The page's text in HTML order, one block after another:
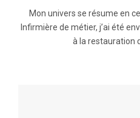
Mon univers se résume en
Infirmière de métier, j’ai été
à la restauration